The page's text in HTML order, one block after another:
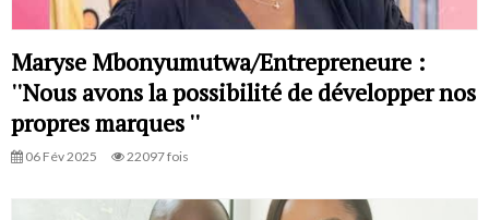
Maryse Mbonyumutwa/Entrepreneure :
''Nous avons la possibilité de développer nos
propres marques ''
06 Fév 2025 22097 fois